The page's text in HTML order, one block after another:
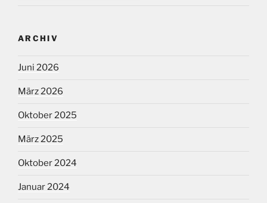
ARCHIV
Juni 2026
März 2026
Oktober 2025
März 2025
Oktober 2024
Januar 2024